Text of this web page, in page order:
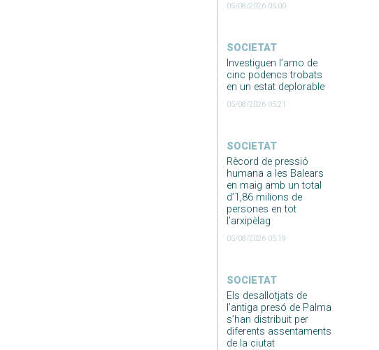
05/08/2026 05:00
SOCIETAT
Investiguen l’amo de
cinc podencs trobats
en un estat deplorable
05/08/2026 05:21
SOCIETAT
Rècord de pressió
humana a les Balears
en maig amb un total
d’1,86 milions de
persones en tot
l’arxipèlag
05/08/2026 05:19
SOCIETAT
Els desallotjats de
l’antiga presó de Palma
s’han distribuit per
diferents assentaments
de la ciutat